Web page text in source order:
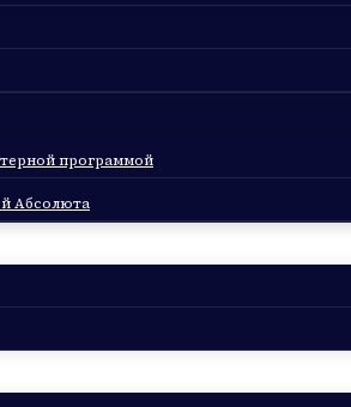
программой
Абсолюта